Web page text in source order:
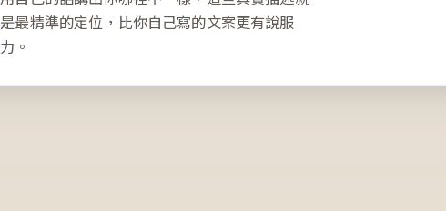
是最精準的定位，比你自己寫的文案更有說服
力。